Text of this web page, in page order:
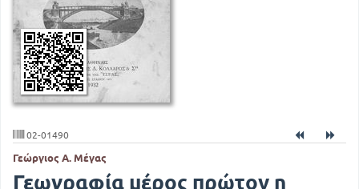
02-01490
Γεώργιος Α. Μέγας
Γεωγραφία μέρος πρώτον η